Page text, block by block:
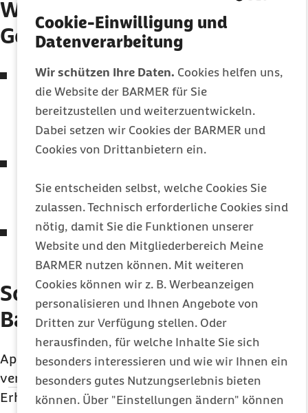
Cookie-Einwilligung und
Datenverarbeitung
Wir schützen Ihre Daten. Cookies helfen uns,
die Website der BARMER für Sie
bereitzustellen und weiterzuentwickeln.
Dabei setzen wir Cookies der BARMER und
Cookies von Drittanbietern ein.
Sie entscheiden selbst, welche Cookies Sie
zulassen. Technisch erforderliche Cookies sind
nötig, damit Sie die Funktionen unserer
Website und den Mitgliederbereich Meine
BARMER nutzen können. Mit weiteren
Cookies können wir z. B. Werbeanzeigen
personalisieren und Ihnen Angebote von
Dritten zur Verfügung stellen. Oder
herausfinden, für welche Inhalte Sie sich
besonders interessieren und wie wir Ihnen ein
besonders gutes Nutzungserlebnis bieten
können. Über "Einstellungen ändern" können
Wesentliche Inhalte des
Gesetzes
Erhalt des flächendeckenden
Apothekennetzes: u. a. zusätzliche Vergütung
für Landapotheken, Weiterqualifizierung von
PTA
Ausweitung Impfmöglichkeiten, Abgabe von
Rx-Arzneimitteln ohne Verordnung
Befristeter Ausschluss von exklusiven
Rabattverträgen über Biosimilars
So positioniert sich die
Barmer
Apothekenreform im Kabinett
verabschiedet
Weite Teile des Referentenentwurfs sind unverändert in die
Kabinettsfassung übernommen worden. Unter anderem hält das
Erhöhung des Packungsfixums weiterhin